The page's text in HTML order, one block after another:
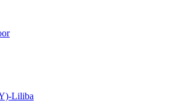
Liliba